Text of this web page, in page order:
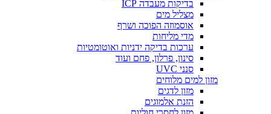
בדיקות מעבדה ICP
מצליל מים
אוסמוזה הפוכה ושרף
מדי מליחות
ערכות בדיקה ידניות ואוטומטיות
סינון, פרלון, פחם ועוד
סנני UVC
מזון למים מלוחים
מזון לדגים
הזנת אלמוגים